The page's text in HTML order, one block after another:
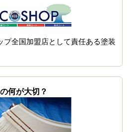
プ全国加盟店として責任ある塗装
何が大切？